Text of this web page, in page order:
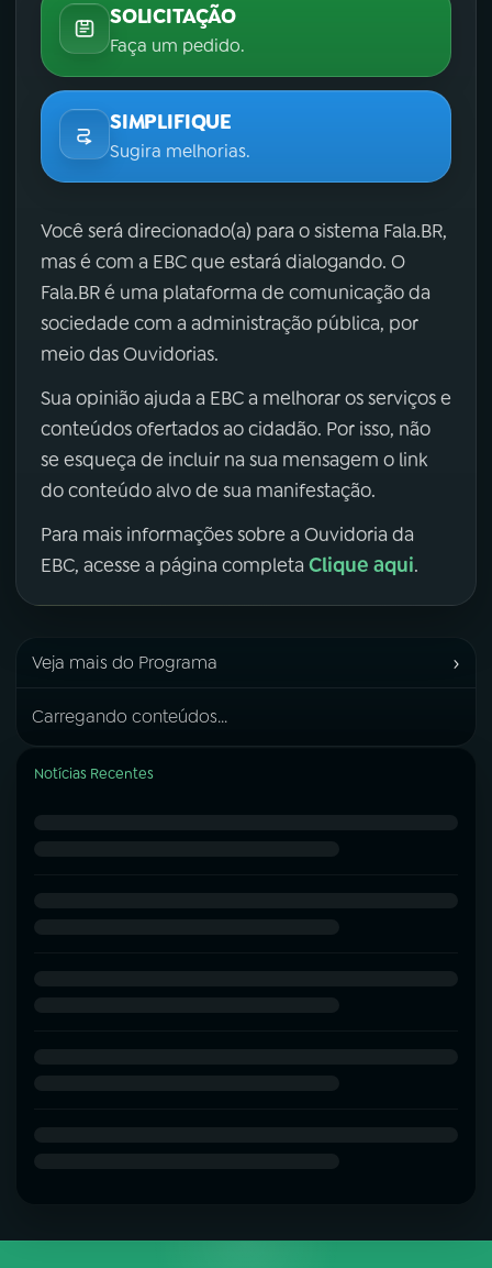
SOLICITAÇÃO
Faça um pedido.
SIMPLIFIQUE
Sugira melhorias.
Você será direcionado(a) para o sistema Fala.BR,
mas é com a EBC que estará dialogando. O
Fala.BR é uma plataforma de comunicação da
sociedade com a administração pública, por
meio das Ouvidorias.
Sua opinião ajuda a EBC a melhorar os serviços e
conteúdos ofertados ao cidadão. Por isso, não
se esqueça de incluir na sua mensagem o link
do conteúdo alvo de sua manifestação.
Para mais informações sobre a Ouvidoria da
EBC, acesse a página completa Clique aqui.
Veja mais do Programa ›
Carregando conteúdos...
Notícias Recentes